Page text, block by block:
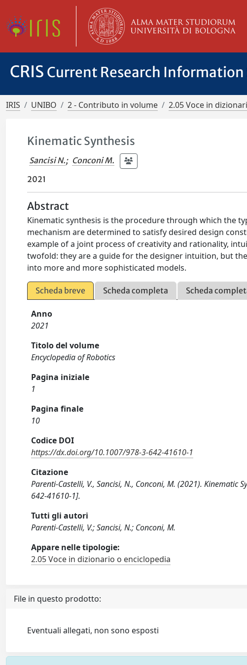
CRIS Current Research Information
IRIS UNIBO 2 - Contributo in volume 2.05 Voce in
Kinematic Synthesis
Sancisi N.; Conconi M.
2021
Abstract
Kinematic synthesis is the procedure through which the
mechanism are determined to satisfy desired design
example of a joint process of creativity and rationality,
twofold: they are a guide for the designer intuition, but
into more and more sophisticated models.
Scheda breve Scheda completa Scheda
Anno
2021
Titolo del volume
Encyclopedia of Robotics
Pagina iniziale
1
Pagina finale
10
Codice DOI
https://dx.doi.org/10.1007/978-3-642-41610-1
Citazione
Parenti-Castelli, V., Sancisi, N., Conconi, M. (2021).
642-41610-1].
Tutti gli autori
Parenti-Castelli, V.; Sancisi, N.; Conconi, M.
Appare nelle tipologie:
2.05 Voce in dizionario o enciclopedia
File in questo prodotto:
Eventuali allegati, non sono esposti